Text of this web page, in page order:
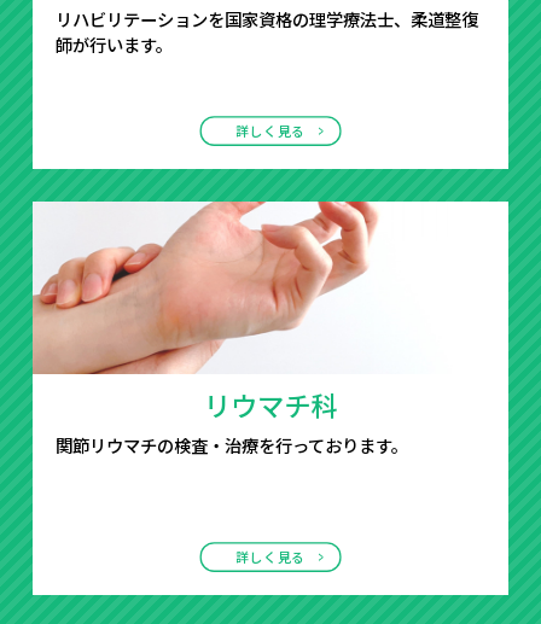
リハビリテーションを国家資格の理学療法士、柔道整復
師が行います。
詳しく見る
リウマチ科
関節リウマチの検査・治療を行っております。
詳しく見る